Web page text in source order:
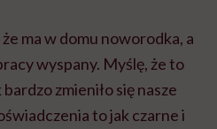
ma w domu noworodka, a
wyspany. Myślę, że to
zmieniło się nasze
to jak czarne i